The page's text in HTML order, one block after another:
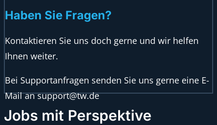
Haben Sie Fragen?
Kontaktieren Sie uns doch gerne und wir helfen
Ihnen weiter.
Bei Supportanfragen senden Sie uns gerne eine E-
Mail an support@tw.de
Jobs mit Perspektive